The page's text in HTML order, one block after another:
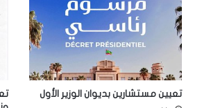
تعيين مستشارين بديوان الوزير الأول